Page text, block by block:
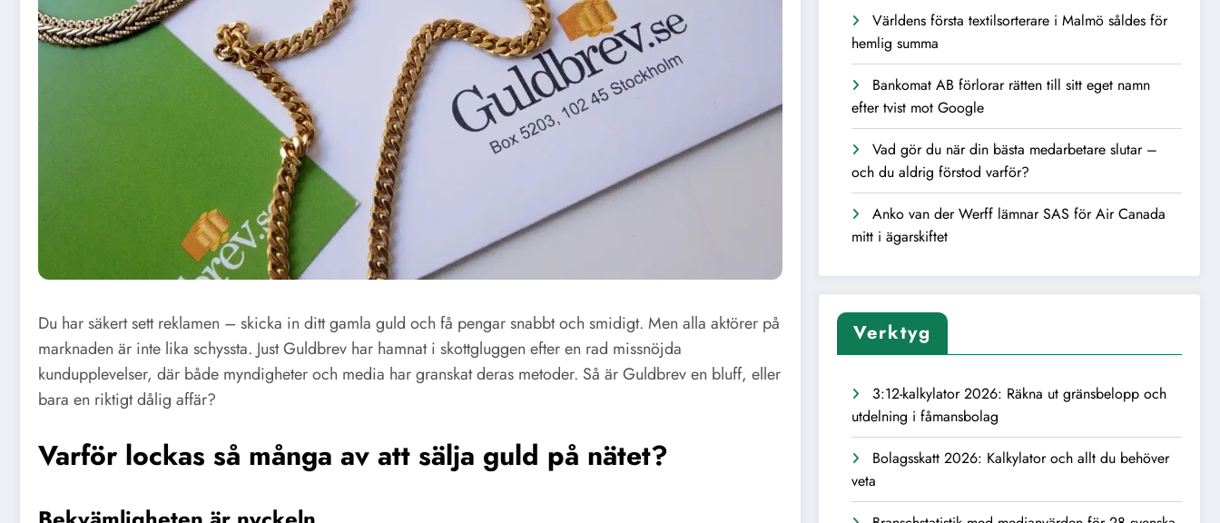
Du har säkert sett reklamen – skicka in ditt gamla guld och få pengar snabbt och smidigt. Men alla aktörer på
marknaden är inte lika schyssta. Just Guldbrev har hamnat i skottgluggen efter en rad missnöjda
kundupplevelser, där både myndigheter och media har granskat deras metoder. Så är Guldbrev en bluff, eller
bara en riktigt dålig affär?
Varför lockas så många av att sälja guld på nätet?
Världens första textilsorterare i Malmö såldes för
hemlig summa
Bankomat AB förlorar rätten till sitt eget namn
efter tvist mot Google
Vad gör du när din bästa medarbetare slutar –
och du aldrig förstod varför?
Anko van der Werff lämnar SAS för Air Canada
mitt i ägarskiftet
Verktyg
3:12-kalkylator 2026: Räkna ut gränsbelopp och
utdelning i fåmansbolag
Bolagsskatt 2026: Kalkylator och allt du behöver
veta